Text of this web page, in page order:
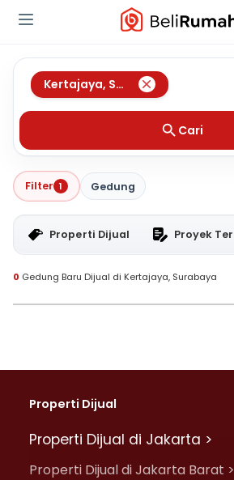
Kertajaya, Surabaya
Cari
Filter 1 Gedung
Properti Dijual Proyek
0 Gedung Baru Dijual di Kertajaya, Surabaya
Properti Dijual
Properti Dijual di Jakarta >
Properti Dijual di Jakarta Barat >